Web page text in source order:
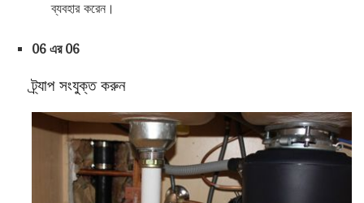
ব্যবহার করেন।
06 এর 06
ট্র্যাপ সংযুক্ত করুন